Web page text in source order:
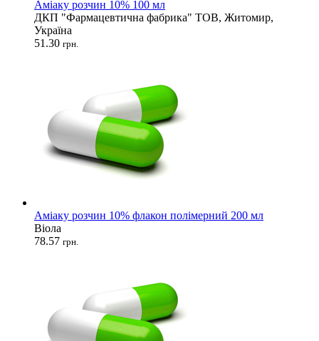
Аміаку розчин 10% 100 мл
ДКП "Фармацевтична фабрика" ТОВ, Житомир,
Україна
51.30 грн.
Аміаку розчин 10% флакон полімерний 200 мл
Віола
78.57 грн.